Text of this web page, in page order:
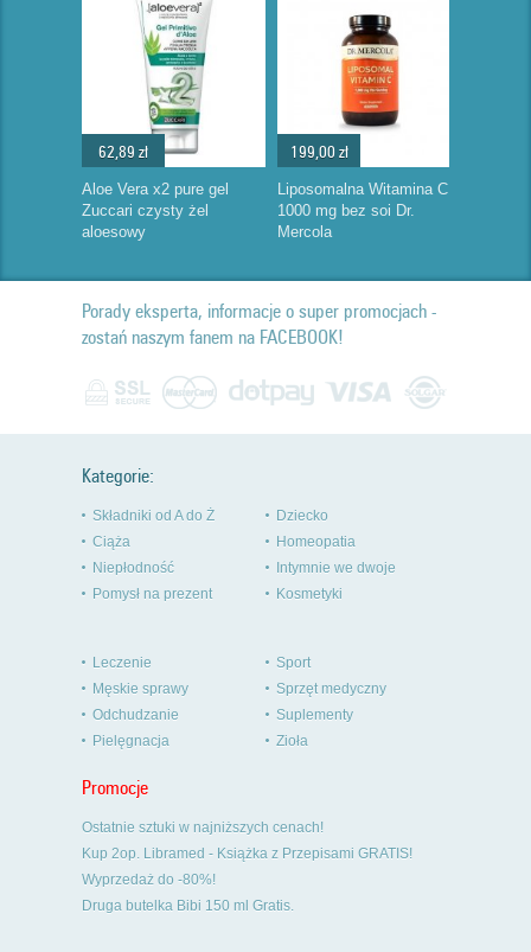
62,89 zł
Aloe Vera x2 pure gel
Zuccari czysty żel
aloesowy
199,00 zł
Liposomalna Witamina C
1000 mg bez soi Dr.
Mercola
Porady eksperta, informacje o super promocjach -
zostań naszym fanem na FACEBOOK!
Kategorie:
Składniki od A do Ż
Ciąża
Niepłodność
Pomysł na prezent
Dziecko
Homeopatia
Intymnie we dwoje
Kosmetyki
Leczenie
Męskie sprawy
Odchudzanie
Pielęgnacja
Sport
Sprzęt medyczny
Suplementy
Zioła
Promocje
Ostatnie sztuki w najniższych cenach!
Kup 2op. Libramed - Książka z Przepisami GRATIS!
Wyprzedaż do -80%!
Druga butelka Bibi 150 ml Gratis.